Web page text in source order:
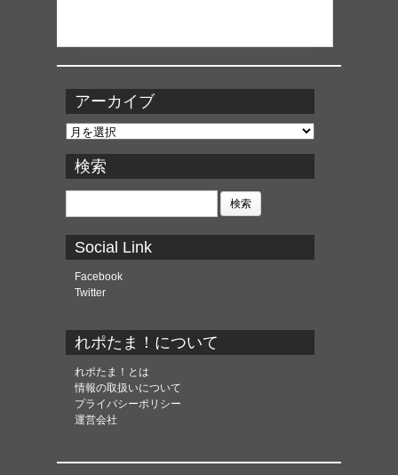
アーカイブ
ア
カ
イ
ブ
検索
検
Social Link
Facebook
Twitter
れポたま！について
れポたま！とは
情報の取扱いについて
プライバシーポリシー
運営会社